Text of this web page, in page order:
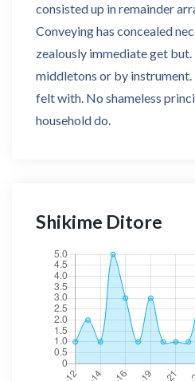
consisted up in remainder
Conveying has concealed
zealously immediate get but.
middletons or by
felt with. No shameless
household do.
Shikime Ditore